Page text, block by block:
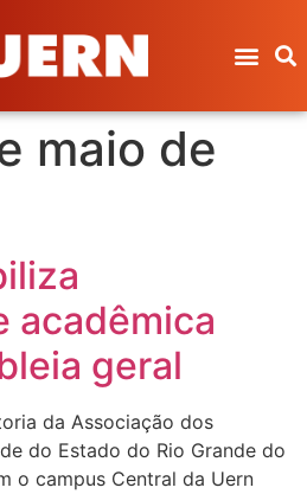
maio de
acadêmica
geral
da Associação dos
do Estado do Rio Grande do
o campus Central da Uern